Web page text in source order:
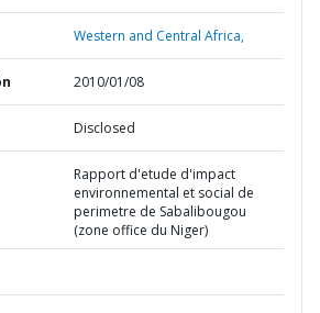
Western and Central Africa,
2010/01/08
Disclosed
Rapport d'etude d'impact
environnemental et social de
perimetre de Sabalibougou
(zone office du Niger)